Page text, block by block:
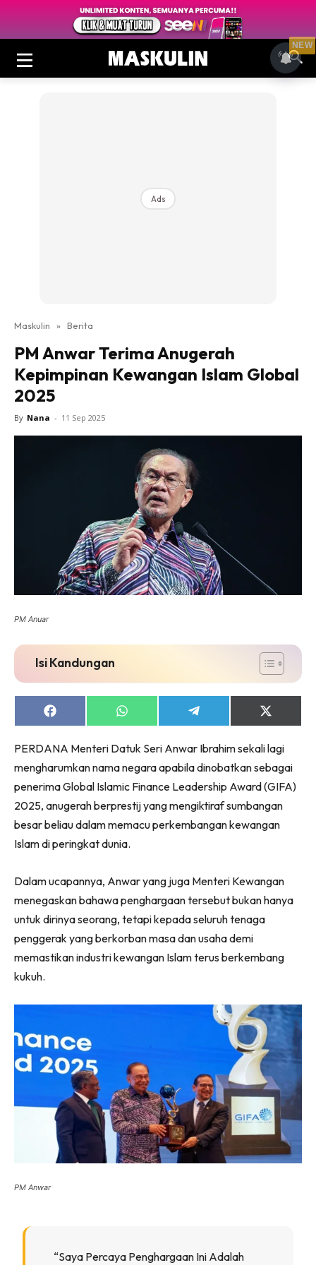
Ads
Maskulin » Berita
PM Anwar Terima Anugerah
Kepimpinan Kewangan Islam Global
2025
By Nana - 11 Sep 2025
PM Anuar
Isi Kandungan
Share
on
Share
on
Share
on
Share
on
(Twitter)
PERDANA Menteri Datuk Seri Anwar Ibrahim sekali lagi
mengharumkan nama negara apabila dinobatkan sebagai
penerima Global Islamic Finance Leadership Award (GIFA)
2025, anugerah berprestij yang mengiktiraf sumbangan
besar beliau dalam memacu perkembangan kewangan
Islam di peringkat dunia.
Dalam ucapannya, Anwar yang juga Menteri Kewangan
menegaskan bahawa penghargaan tersebut bukan hanya
untuk dirinya seorang, tetapi kepada seluruh tenaga
penggerak yang berkorban masa dan usaha demi
memastikan industri kewangan Islam terus berkembang
kukuh.
PM Anwar
“Saya Percaya Penghargaan Ini Adalah
NEW